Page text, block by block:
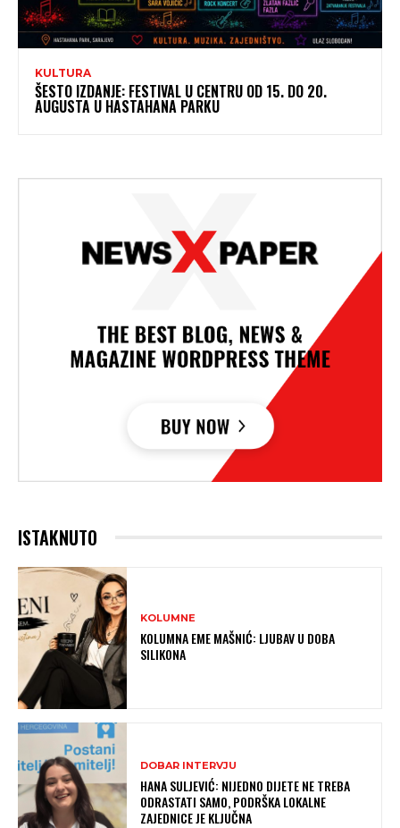
KULTURA
ŠESTO IZDANJE: FESTIVAL U CENTRU OD 15. DO 20.
AUGUSTA U HASTAHANA PARKU
ISTAKNUTO
KOLUMNE
KOLUMNA EME MAŠNIĆ: LJUBAV U DOBA
SILIKONA
DOBAR INTERVJU
HANA SULJEVIĆ: NIJEDNO DIJETE NE TREBA
ODRASTATI SAMO, PODRŠKA LOKALNE
ZAJEDNICE JE KLJUČNA